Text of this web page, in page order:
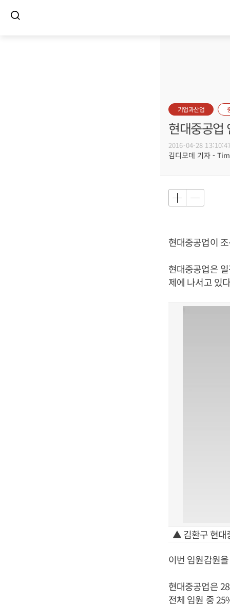
기업과산업
현대중공업
2016-04-28
김디모데 기자 -
현대중공업이
현대중공업은
제에 나서고 있
▲ 김환구 현대
이번 임원감원
현대중공업은
전체 임원 중